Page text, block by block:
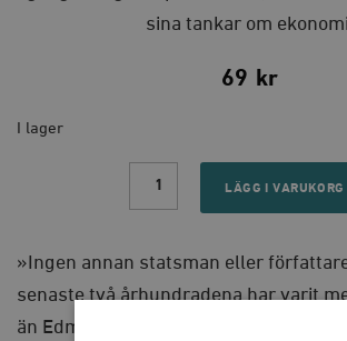
sina tankar om
69 kr
I lager
Reflektioner
revolutionen
LÄGG I VARUKORG
»Ingen annan statsman eller
senaste två århundradena har varit
än Edmund Burke.«